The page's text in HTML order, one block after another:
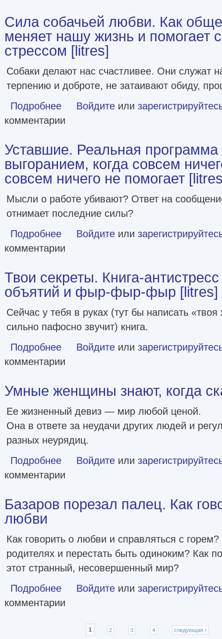
Сила собачьей любви. Как
меняет нашу жизнь и помогает
стрессом [litres]
Собаки делают нас счастливее. Они служат
терпению и доброте, не затаивают обиду,
Подробнее о Сила собачьей любви. Как общение с собакой
Войдите или
комментарии
Уставшие. Реальная
выгоранием, когда совсем
совсем ничего не помогает
Мысли о работе убивают? Ответ на
отнимает последние силы?
Подробнее о Уставшие. Реальная программа победы над
Войдите или
комментарии
Твои секреты. Книга-
объятий и фыр-фыр-фыр [litres]
Сейчас у тебя в руках (тут бы написать
сильно пафосно звучит) книга.
Подробнее о Твои секреты. Книга-антистресс для счастья,
Войдите или
комментарии
Умные женщины знают, когда
Ее жизненный девиз — мир любой ценой.
Она в ответе за неудачи других людей и
разных неурядиц.
Подробнее о Умные женщины знают, когда сказать «нет»
Войдите или
комментарии
Базаров порезал палец. Как
любви
Как говорить о любви и справляться с горем?
родителях и перестать быть одиноким? Как
этот странный, несовершенный мир?
Подробнее о Базаров порезал палец. Как говорить и молчать о
Войдите или
комментарии
1 2 3 4 следующая ›